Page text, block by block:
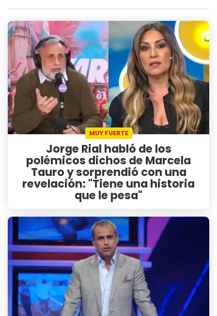
MUY FUERTE
Jorge Rial habló de los
polémicos dichos de Marcela
Tauro y sorprendió con una
revelación: "Tiene una historia
que le pesa"